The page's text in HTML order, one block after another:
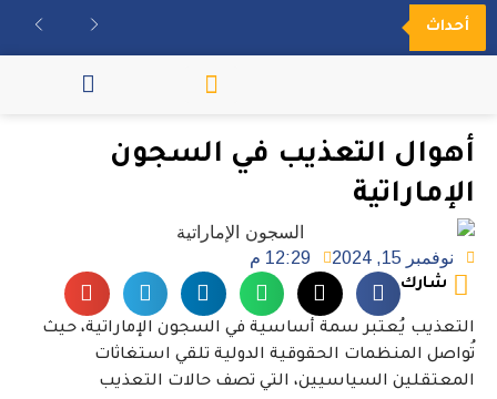
أحداث
أهوال التعذيب في السجون
الإماراتية
نوفمبر 15, 2024 12:29 م
شارك
التعذيب يُعتبر سمة أساسية في السجون الإماراتية، حيث
تُواصل المنظمات الحقوقية الدولية تلقي استغاثات
المعتقلين السياسيين، التي تصف حالات التعذيب